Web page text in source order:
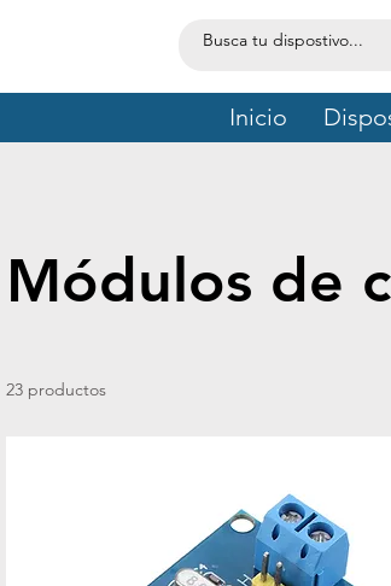
Inicio
Módulos de
23 productos